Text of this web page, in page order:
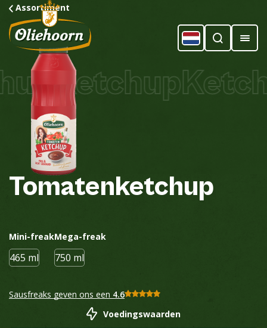
Assortiment
Ketchup
Tomatenketchup
Mini-freak
465 ml
Mega-freak
750 ml
Sausfreaks geven ons een 4.6
Voedingswaarden